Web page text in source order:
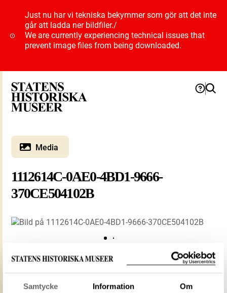
Samtycke Information Om
Just nu har vi tekniska bekymmer som gör att det inte
går att ladda ner bildfiler./
We are currently experiencing technical issues that
prevent image files from being downloaded.
Media
1112614C-0AE0-4BD1-9666-
370CE504102B
Media: Historiska museet. Historiska
museet/SHM, (PDM)